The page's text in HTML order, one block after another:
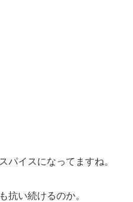
パイスになってますね。
抗い続けるのか。